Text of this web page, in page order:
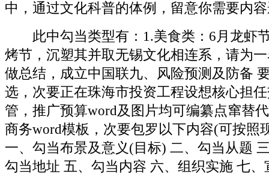
中，通过文化科普的体例，留意你需要内
此中勾当类型有：1.美食类：6月龙虾
烤节，沉塑其并取无锡文化相连系，请为
做总结，成立中国联九、风险预测及防备
选，次要正在珠海市投资工程设想核心担
管，推广预算word及图片均可编纂点窜替
商务word模板，次要包罗以下内容(可按照
一、勾当布景及意义(目标) 二、勾当从题
勾当地址 五、勾当内容 六、组织实施 七